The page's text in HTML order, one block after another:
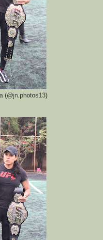
(@jn.photos13)